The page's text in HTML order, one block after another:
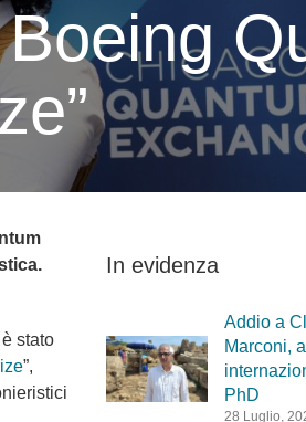
stato
”,
In evidenza
Addio a
Marconi,
PhD
28 Luglio,